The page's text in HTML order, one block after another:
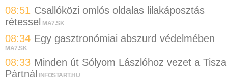
08:51 Csallóközi omlós oldalas lilakáposztás
rétessel
MA7.SK
08:34 Egy gasztronómiai abszurd védelmében
MA7.SK
08:33 Minden út Sólyom Lászlóhoz vezet a Tisza
Pártnál INFOSTART.HU